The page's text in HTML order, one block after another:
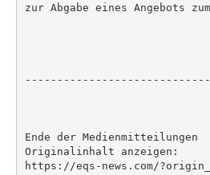
zur Abgabe eines Angebots
Ende der Medienmitteilungen
Originalinhalt anzeigen:
https://eqs-news.com/